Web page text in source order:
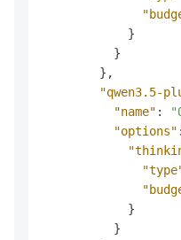
}
}
} ,
"qwen3.5-
"name" :
"options" :
}
}